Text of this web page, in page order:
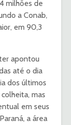
milhões de
a Conab,
em 90,3
apontou
até o dia
dos últimos
mas
em seus
a área